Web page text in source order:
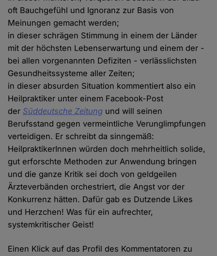
oft Bauchgefühl und Ignoranz zur Basis von
Meinungen gemacht werden;
in dieser schrägen Stimmung in einem der Länder
mit der höchsten Lebenserwartung und einem der -
bei allen vorgenannten Defiziten - verlässlichsten
Gesundheitssysteme aller Zeiten;
in dieser absurden Situation kommentiert also ein
Heilpraktiker unter einem Facebook-Post
der Süddeutsche Zeitung und will seinen
Berufsstand gegen vermeintliche Verunglimpfungen
verteidigen. Er schreibt da sinngemäß:
HeilpraktikerInnen würden doch mehrheitlich solide,
gut erforschte Methoden zur Anwendung bringen
und die ganze Kritik sei doch von geldgeilen
Ärzteverbänden orchestriert, die Angst vor der
Konkurrenz hätten. Dafür gab es Dutzende Likes
und Herzchen! Was für ein aufrechter,
systemkritischer Geist!
Einen Klick auf das Profil des Kommentatoren zu